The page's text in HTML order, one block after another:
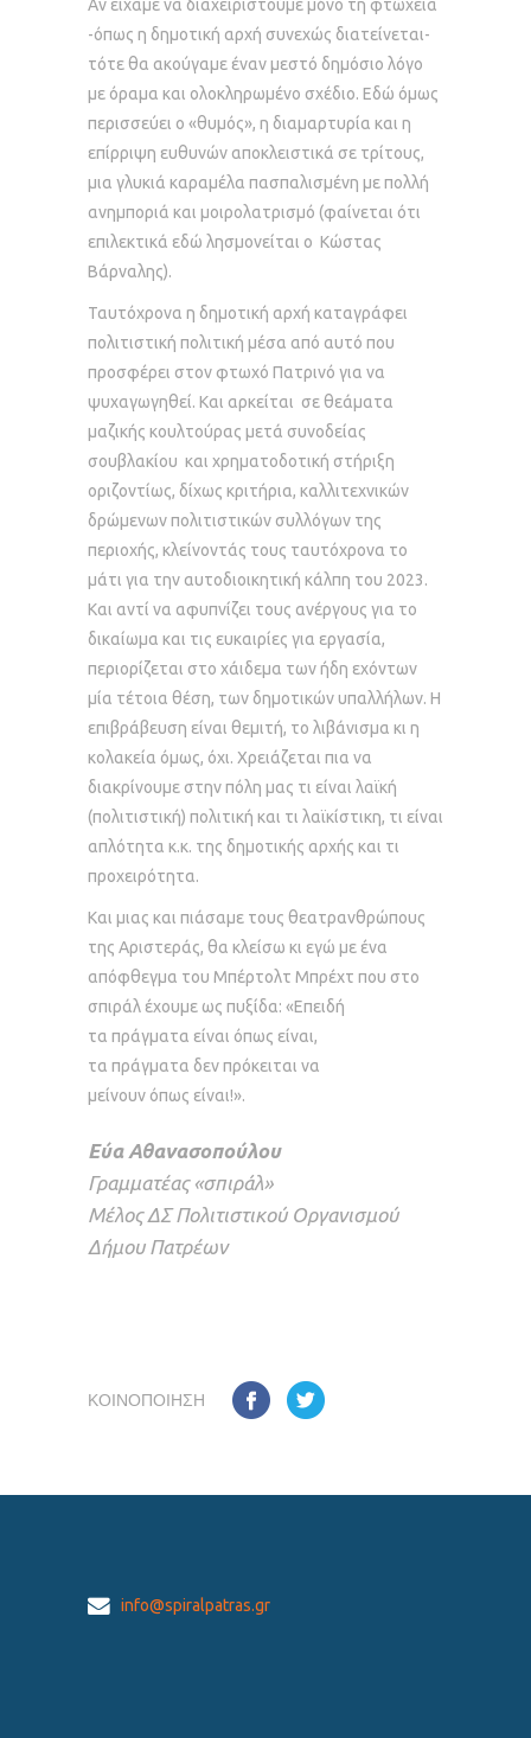
Αν είχαμε να διαχειριστούμε μόνο τη φτώχεια
-όπως η δημοτική αρχή συνεχώς διατείνεται-
τότε θα ακούγαμε έναν μεστό δημόσιο λόγο
με όραμα και ολοκληρωμένο σχέδιο. Εδώ όμως
περισσεύει ο «θυμός», η διαμαρτυρία και η
επίρριψη ευθυνών αποκλειστικά σε τρίτους,
μια γλυκιά καραμέλα πασπαλισμένη με πολλή
ανημποριά και μοιρολατρισμό (φαίνεται ότι
επιλεκτικά εδώ λησμονείται ο Κώστας
Βάρναλης).
Ταυτόχρονα η δημοτική αρχή καταγράφει
πολιτιστική πολιτική μέσα από αυτό που
προσφέρει στον φτωχό Πατρινό για να
ψυχαγωγηθεί. Και αρκείται σε θεάματα
μαζικής κουλτούρας μετά συνοδείας
σουβλακίου και χρηματοδοτική στήριξη
οριζοντίως, δίχως κριτήρια, καλλιτεχνικών
δρώμενων πολιτιστικών συλλόγων της
περιοχής, κλείνοντάς τους ταυτόχρονα το
μάτι για την αυτοδιοικητική κάλπη του 2023.
Και αντί να αφυπνίζει τους ανέργους για το
δικαίωμα και τις ευκαιρίες για εργασία,
περιορίζεται στο χάιδεμα των ήδη εχόντων
μία τέτοια θέση, των δημοτικών υπαλλήλων. Η
επιβράβευση είναι θεμιτή, το λιβάνισμα κι η
κολακεία όμως, όχι. Χρειάζεται πια να
διακρίνουμε στην πόλη μας τι είναι λαϊκή
(πολιτιστική) πολιτική και τι λαϊκίστικη, τι είναι
απλότητα κ.κ. της δημοτικής αρχής και τι
προχειρότητα.
Και μιας και πιάσαμε τους θεατρανθρώπους
της Αριστεράς, θα κλείσω κι εγώ με ένα
απόφθεγμα του Μπέρτολτ Μπρέχτ που στο
σπιράλ έχουμε ως πυξίδα: «Επειδή
τα πράγματα είναι όπως είναι,
τα πράγματα δεν πρόκειται να
μείνουν όπως είναι!».
Εύα Αθανασοπούλου
Γραμματέας «σπιράλ»
Μέλος ΔΣ Πολιτιστικού Οργανισμού
Δήμου Πατρέων
ΚΟΙΝΟΠΟΊΗΣΗ
info@spiralpatras.gr